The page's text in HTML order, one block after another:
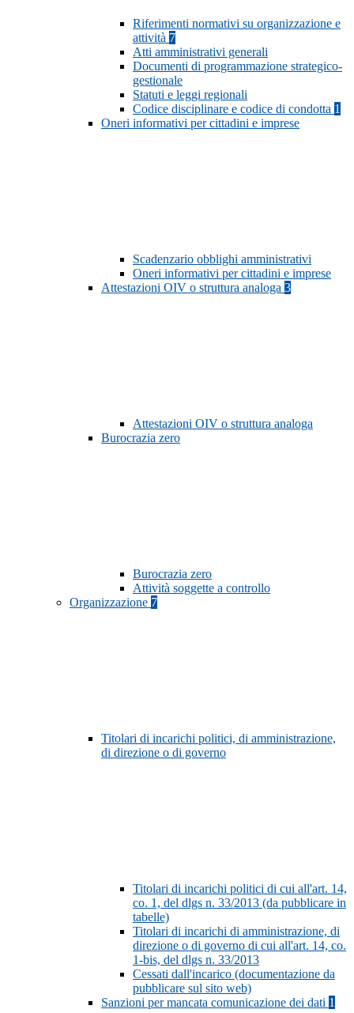
Riferimenti normativi su organizzazione e
attività 7
Atti amministrativi generali
Documenti di programmazione strategico-
gestionale
Statuti e leggi regionali
Codice disciplinare e codice di condotta 1
Oneri informativi per cittadini e imprese
Scadenzario obblighi amministrativi
Oneri informativi per cittadini e imprese
Attestazioni OIV o struttura analoga 3
Attestazioni OIV o struttura analoga
Burocrazia zero
Burocrazia zero
Attività soggette a controllo
Organizzazione 7
Titolari di incarichi politici, di amministrazione,
di direzione o di governo
Titolari di incarichi politici di cui all'art. 14,
co. 1, del dlgs n. 33/2013 (da pubblicare in
tabelle)
Titolari di incarichi di amministrazione, di
direzione o di governo di cui all'art. 14, co.
1-bis, del dlgs n. 33/2013
Cessati dall'incarico (documentazione da
pubblicare sul sito web)
Sanzioni per mancata comunicazione dei dati 1